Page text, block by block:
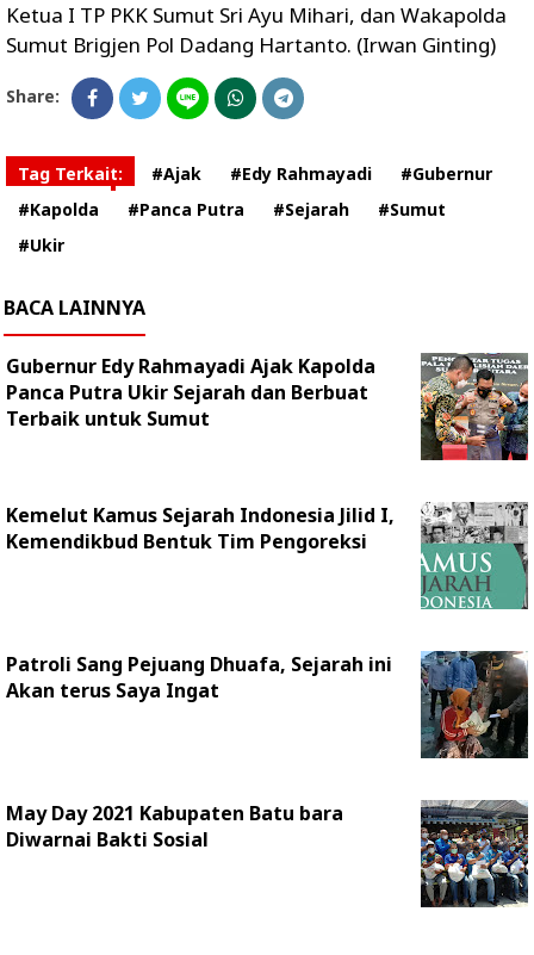
Ketua I TP PKK Sumut Sri Ayu Mihari, dan Wakapolda
Sumut Brigjen Pol Dadang Hartanto. (Irwan Ginting)
Share:
Tag Terkait: #Ajak #Edy Rahmayadi
#Gubernur
#Kapolda
#Panca Putra #Sejarah
#Sumut
#Ukir
BACA LAINNYA
Gubernur Edy Rahmayadi Ajak Kapolda
Panca Putra Ukir Sejarah dan Berbuat
Terbaik untuk Sumut
Kemelut Kamus Sejarah Indonesia Jilid I,
Kemendikbud Bentuk Tim Pengoreksi
Patroli Sang Pejuang Dhuafa, Sejarah ini
Akan terus Saya Ingat
May Day 2021 Kabupaten Batu bara
Diwarnai Bakti Sosial